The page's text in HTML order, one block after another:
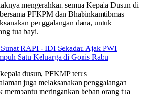
mengerahkan semua Kepala Dusun di
PFKPM dan Bhabinkamtibmas
penggalangan dana, untuk
tua bayi.
Sunat RAPI - IDI Sekadau Ajak PWI
Satu Keluarga di Gonis Rabu
dusun, PFKMP terus
juga melaksanakan penggalangan
membantu meringankan beban orang tua